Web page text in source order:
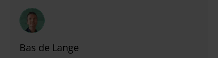
Bas de Lange